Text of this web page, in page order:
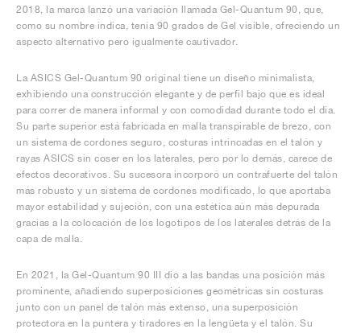
2018, la marca lanzó una variación llamada Gel-Quantum 90, que,
como su nombre indica, tenía 90 grados de Gel visible, ofreciendo un
aspecto alternativo pero igualmente cautivador.
La ASICS Gel-Quantum 90 original tiene un diseño minimalista,
exhibiendo una construcción elegante y de perfil bajo que es ideal
para correr de manera informal y con comodidad durante todo el día.
Su parte superior está fabricada en malla transpirable de brezo, con
un sistema de cordones seguro, costuras intrincadas en el talón y
rayas ASICS sin coser en los laterales, pero por lo demás, carece de
efectos decorativos. Su sucesora incorporó un contrafuerte del talón
más robusto y un sistema de cordones modificado, lo que aportaba
mayor estabilidad y sujeción, con una estética aún más depurada
gracias a la colocación de los logotipos de los laterales detrás de la
capa de malla.
En 2021, la Gel-Quantum 90 III dio a las bandas una posición más
prominente, añadiendo superposiciones geométricas sin costuras
junto con un panel de talón más extenso, una superposición
protectora en la puntera y tiradores en la lengüeta y el talón. Su